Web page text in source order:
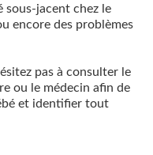
sous-jacent chez le
encore des problèmes
pas à consulter le
ou le médecin afin de
et identifier tout